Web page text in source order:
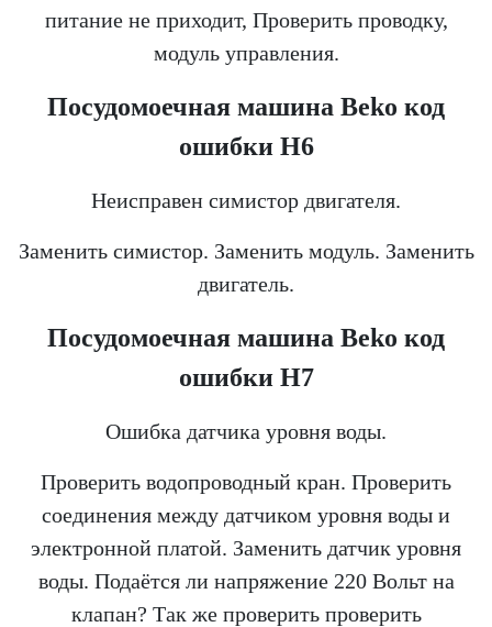
питание не приходит, Проверить проводку,
модуль управления.
Посудомоечная машина Beko код
ошибки Н6
Неисправен симистор двигателя.
Заменить симистор. Заменить модуль. Заменить
двигатель.
Посудомоечная машина Beko код
ошибки Н7
Ошибка датчика уровня воды.
Проверить водопроводный кран. Проверить
соединения между датчиком уровня воды и
электронной платой. Заменить датчик уровня
воды. Подаётся ли напряжение 220 Вольт на
клапан? Так же проверить проверить